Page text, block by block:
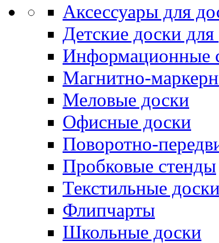
Аксессуары для
Детские доски
Информационные
Магнитно-
Меловые доски
Офисные доски
Поворотно-
Пробковые стенды
Текстильные
Флипчарты
Школьные доски